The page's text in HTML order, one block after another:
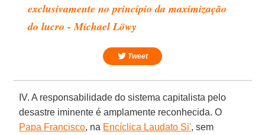
exclusivamente no princípio da maximização
do lucro - Michael Löwy
Tweet
IV. A responsabilidade do sistema capitalista pelo
desastre iminente é amplamente reconhecida. O
Papa Francisco, na Encíclica Laudato Si', sem